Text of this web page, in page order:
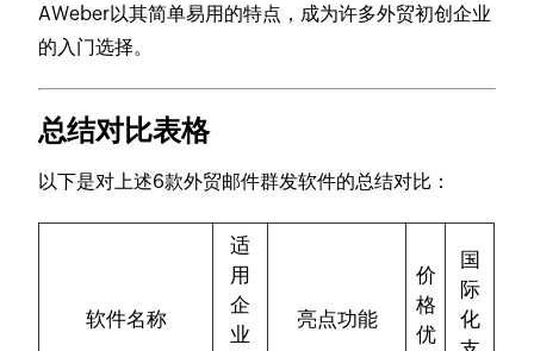
AWeber以其简单易用的特点，成为许多外贸初创企业
的入门选择。
总结对比表格
以下是对上述6款外贸邮件群发软件的总结对比：
软件名称
适
用
企
业
亮点功能
价
格
优
国
际
化